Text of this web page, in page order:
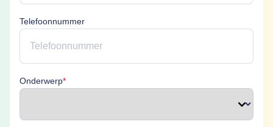
Telefoonnummer
Onderwerp*Onderwerp is verplicht